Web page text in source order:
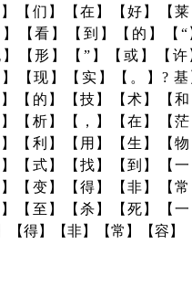
】【们】【在】【好】【莱
】【看】【到】【的】【“
】【形】【”】【或】【许
】【现】【实】【。】? 基
】【的】【技】【术】【和
】【析】【，】【在】【茫
】【利】【用】【生】【物
】【式】【找】【到】【一
】【变】【得】【非】【常
】【至】【杀】【死】【一
【得】【非】【常】【容】